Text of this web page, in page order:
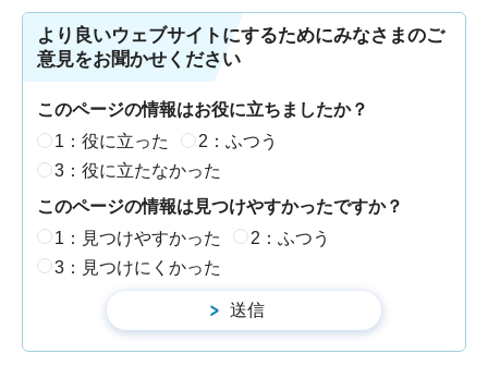
より良いウェブサイトにするためにみなさまのご
意見をお聞かせください
このページの情報はお役に立ちましたか？
1：役に立った
2：ふつう
3：役に立たなかった
このページの情報は見つけやすかったですか？
1：見つけやすかった
2：ふつう
3：見つけにくかった